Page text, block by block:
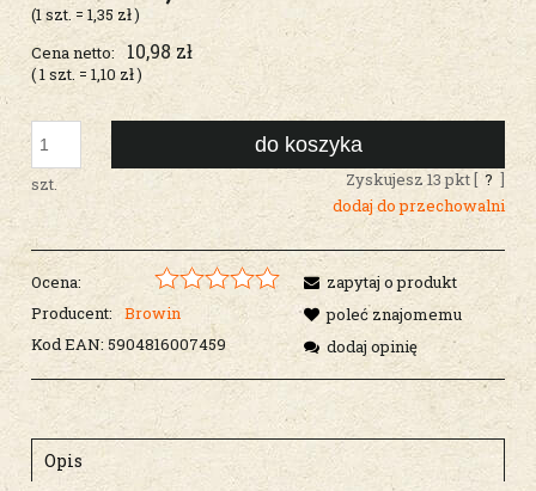
(1szt. =1,35 zł)
Cena netto:
10,98 zł
( 1szt. = 1,10 zł)
szt.
do koszyka
Zyskujesz13pkt [ ? ]
dodaj do przechowalni
Ocena:
Producent:
Browin
Kod EAN: 5904816007459
zapytaj o produkt
poleć znajomemu
dodaj opinię
Opis